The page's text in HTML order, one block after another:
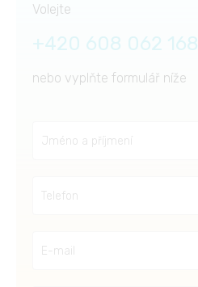
Volejte
+420 608 062 168
nebo vyplňte formulář níže